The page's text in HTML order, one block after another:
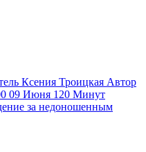
Ксения Троицкая Автор
09 Июня 120 Минут
за недоношенным